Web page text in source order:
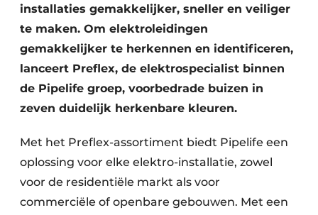
Warmtepompen
installaties gemakkelijker, sneller en veiliger
te maken. Om elektroleidingen
gemakkelijker te herkennen en identificeren,
lanceert Preflex, de elektro­specialist binnen
de Pipelife groep, voorbedrade buizen in
zeven duidelijk herkenbare kleuren.
Met het Preflex-assortiment biedt Pipelife een
oplossing voor elke elektro-installatie, zowel
voor de residentiële markt als voor
commerciële of openbare gebouwen. Met een